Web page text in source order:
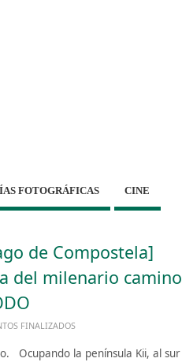
FOTOGRÁFICAS CINE
de Compostela]
del milenario camino
FINALIZADOS
Ocupando la península Kii, al sur